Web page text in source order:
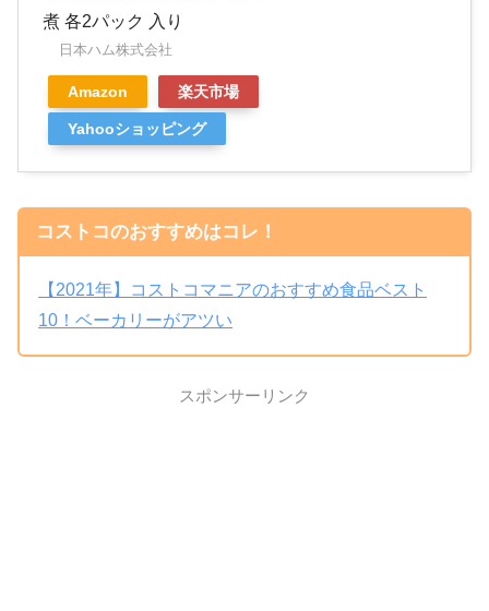
煮 各2パック 入り
日本ハム株式会社
Amazon 楽天市場
Yahooショッピング
コストコのおすすめはコレ！
【2021年】コストコマニアのおすすめ食品ベスト
10！ベーカリーがアツい
スポンサーリンク